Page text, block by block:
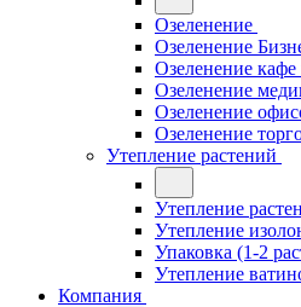
Озеленение
Озеленение
Озеленение кафе
Озеленение
Озеленение
Озеленение
Утепление растений
Утепление
Утепление
Упаковка (1-2
Утепление
Компания